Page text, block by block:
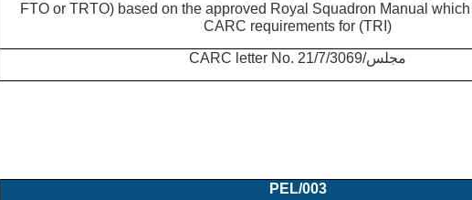
FTO or TRTO) based on the approved Royal Squadron Manual
CARC requirements for (TRI)
CARC letter No. 21/7/مجلس/3069
PEL/003